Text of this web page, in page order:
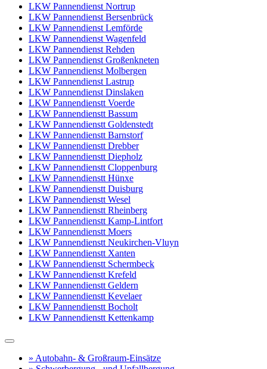
LKW Pannendienst Nortrup
LKW Pannendienst Bersenbrück
LKW Pannendienst Lemförde
LKW Pannendienst Wagenfeld
LKW Pannendienst Rehden
LKW Pannendienst Großenkneten
LKW Pannendienst Molbergen
LKW Pannendienst Lastrup
LKW Pannendienst Dinslaken
LKW Pannendienstt Voerde
LKW Pannendienstt Bassum
LKW Pannendienstt Goldenstedt
LKW Pannendienstt Barnstorf
LKW Pannendienstt Drebber
LKW Pannendienstt Diepholz
LKW Pannendienstt Cloppenburg
LKW Pannendienstt Hünxe
LKW Pannendienstt Duisburg
LKW Pannendienstt Wesel
LKW Pannendienstt Rheinberg
LKW Pannendienstt Kamp-Lintfort
LKW Pannendienstt Moers
LKW Pannendienstt Neukirchen-Vluyn
LKW Pannendienstt Xanten
LKW Pannendienstt Schermbeck
LKW Pannendienstt Krefeld
LKW Pannendienstt Geldern
LKW Pannendienstt Kevelaer
LKW Pannendienstt Bocholt
LKW Pannendienstt Kettenkamp
» Autobahn- & Großraum-Einsätze